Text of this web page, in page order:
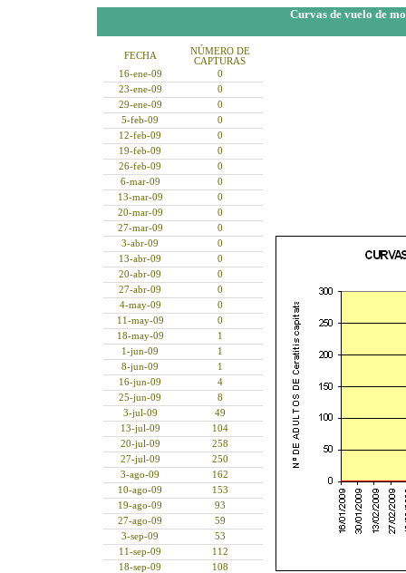
Curvas de vuelo de
FECHA
NÚMERO DE
CAPTURAS
16-ene-09
0
23-ene-09
0
29-ene-09
0
5-feb-09
0
12-feb-09
0
19-feb-09
0
26-feb-09
0
6-mar-09
0
13-mar-09
0
20-mar-09
0
27-mar-09
0
3-abr-09
0
13-abr-09
0
20-abr-09
0
27-abr-09
0
4-may-09
0
11-may-09
0
18-may-09
1
1-jun-09
1
8-jun-09
1
16-jun-09
4
25-jun-09
8
3-jul-09
49
13-jul-09
104
20-jul-09
258
27-jul-09
250
3-ago-09
162
10-ago-09
153
19-ago-09
93
27-ago-09
59
3-sep-09
53
11-sep-09
112
18-sep-09
108